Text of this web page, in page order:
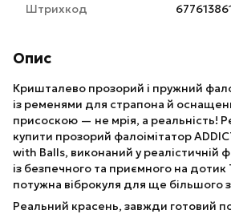
Штрихкод
Опис
Кришталево прозорий і пружний
із ременями для страпона й
присоскою — не мрія, а реальність!
купити прозорий фалоімітатор
with Balls, виконаний у реалістичній
із безпечного та приємного на дотик
потужна віброкуля для ще більшого
Реальний красень, завжди готовий